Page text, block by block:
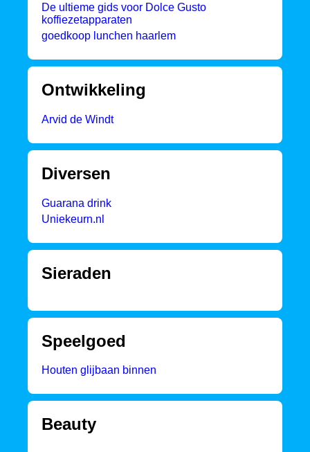
De ultieme gids voor Dolce Gusto
koffiezetapparaten
goedkoop lunchen haarlem
Ontwikkeling
Arvid de Windt
Diversen
Guarana drink
Uniekeurn.nl
Sieraden
Speelgoed
Houten glijbaan binnen
Beauty